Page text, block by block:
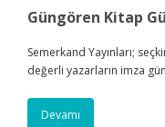
Güngören Kitap
Semerkand Yayınları;
değerli yazarların imza
Devamı